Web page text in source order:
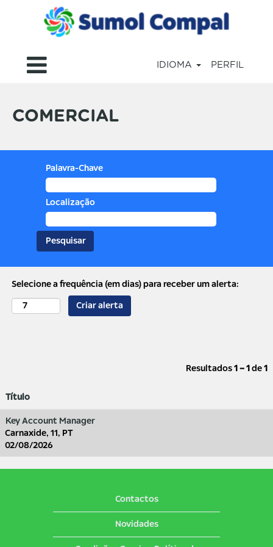
IDIOMA PERFIL
COMERCIAL
Palavra-Chave
Localização
Selecione a frequência (em dias) para receber um alerta:
Criar alerta
Resultados 1 – 1 de 1
Título
Key Account Manager
Carnaxide, 11, PT
02/08/2026
Contactos
Novidades